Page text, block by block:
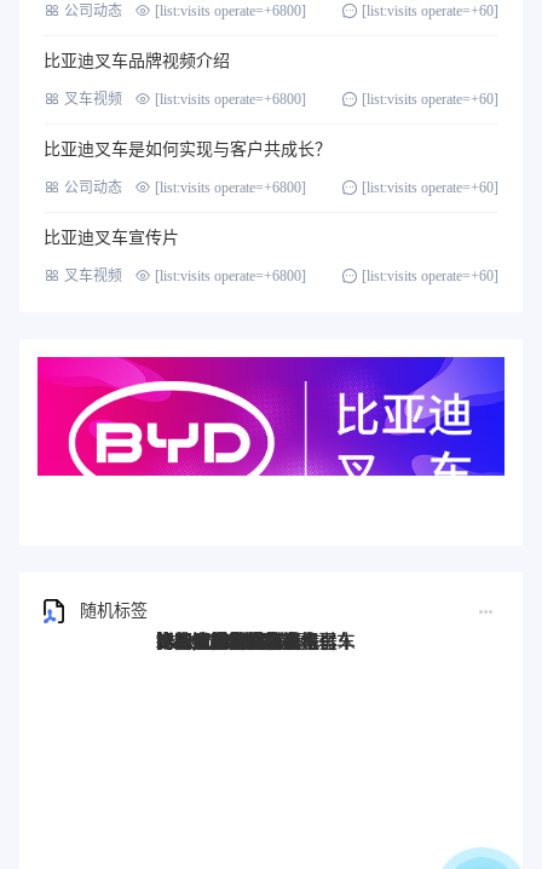
公司动态 [list:visits operate=+6800] [list:visits operate=+60]
比亚迪叉车品牌视频介绍
叉车视频 [list:visits operate=+6800] [list:visits operate=+60]
比亚迪叉车是如何实现与客户共成长？
公司动态 [list:visits operate=+6800] [list:visits operate=+60]
比亚迪叉车宣传片
叉车视频 [list:visits operate=+6800] [list:visits operate=+60]
随机标签
比亚迪叉车
比亚迪电动叉车
比亚迪锂电叉车
新能源比亚迪叉车
比亚迪叉车价格
比亚迪叉车报价
比亚迪叉车多少钱
比亚迪搬运车
比亚迪搬运叉车
比亚迪前移式叉车
新能源叉车
锂电叉车
电动叉车
电瓶叉车
比亚迪电瓶叉车
比亚迪新能源叉车
比亚迪大吨位叉车
比亚迪平衡重叉车
步行式托盘搬运车
比亚迪托盘搬运车
比亚迪电动托盘车
锂电搬运车
电动搬运车
比亚迪AGV
比亚迪机器人
AGV
AGV叉车
比亚迪AGV叉车
比亚迪宽支腿叉车
比亚迪托盘堆垛车
比亚迪堆高叉车
比亚迪托盘式搬运机器人
比亚迪搬运机器人
比亚迪托盘式机器人
比亚迪2.0T站驾式牵引车
比亚迪站驾式牵引车
比亚迪牵引车
比亚迪2.0T牵引车
比亚迪3T托盘搬运车
比亚迪电动搬运车
比亚迪前移车
比亚迪前移叉车
比亚迪托盘前移叉车
比亚迪叉车托盘搬运车
比亚迪堆垛叉车
比亚迪堆垛叉车价格
比亚迪3.0T座驾式牵引车
比亚迪3吨牵引车
比亚迪堆垛车
比亚迪P30S
比亚迪站驾式托盘搬运车
比亚迪仓储叉车
半包围式托盘搬运车
比亚迪2吨搬运车
比亚迪25T牵引车
电动AGV叉车
Stand-on forklift
BYD forklift S16PS
比亚迪4.5T站驾式牵引车
比亚迪Q45TS